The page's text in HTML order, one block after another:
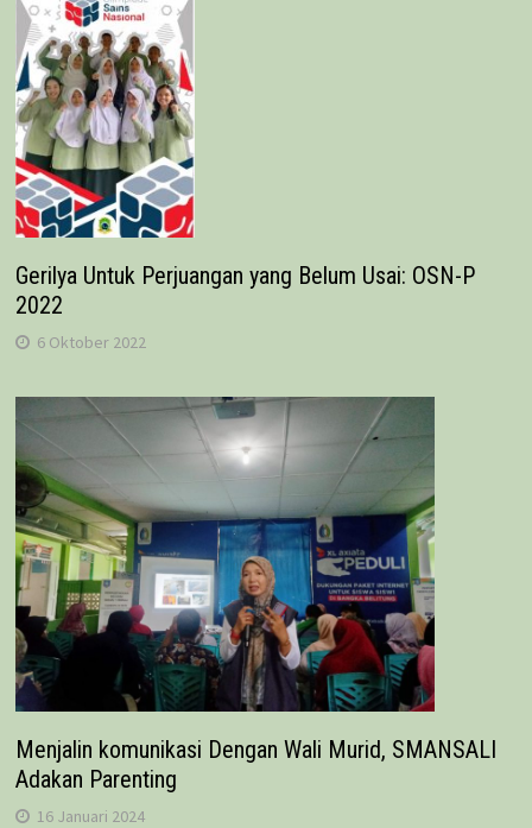
Gerilya Untuk Perjuangan yang Belum Usai: OSN-P
2022
6 Oktober 2022
Menjalin komunikasi Dengan Wali Murid, SMANSALI
Adakan Parenting
16 Januari 2024